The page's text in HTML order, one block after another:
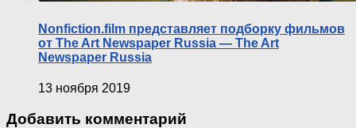
Nonfiction.film представляет подборку фильмов
от The Art Newspaper Russia — The Art
Newspaper Russia
13 ноября 2019
Добавить комментарий